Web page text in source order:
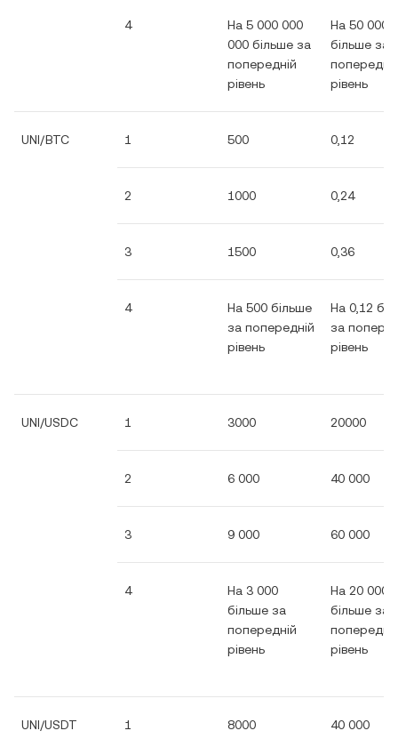
4
На 5 000 000
000 більше за
попередній
рівень
На 50 000
більше за
рівень
UNI/BTC 1 500 0,12
2 1000 0,24
3 1500 0,36
4
На 500 більше
за попередній
рівень
На 0,12
за
рівень
UNI/USDC 1 3000 20000
2 6 000 40 000
3 9 000 60 000
4
На 3 000
більше за
попередній
рівень
На 20 000
більше за
рівень
UNI/USDT 1 8000 40 000